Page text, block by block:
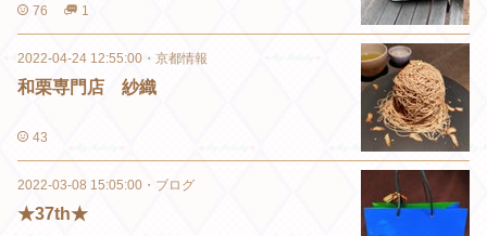
76 1
2022-04-24 12:55:00 ・ 京都情報
和栗専門店 紗織
43
2022-03-08 15:05:00 ・ ブログ
★37th★